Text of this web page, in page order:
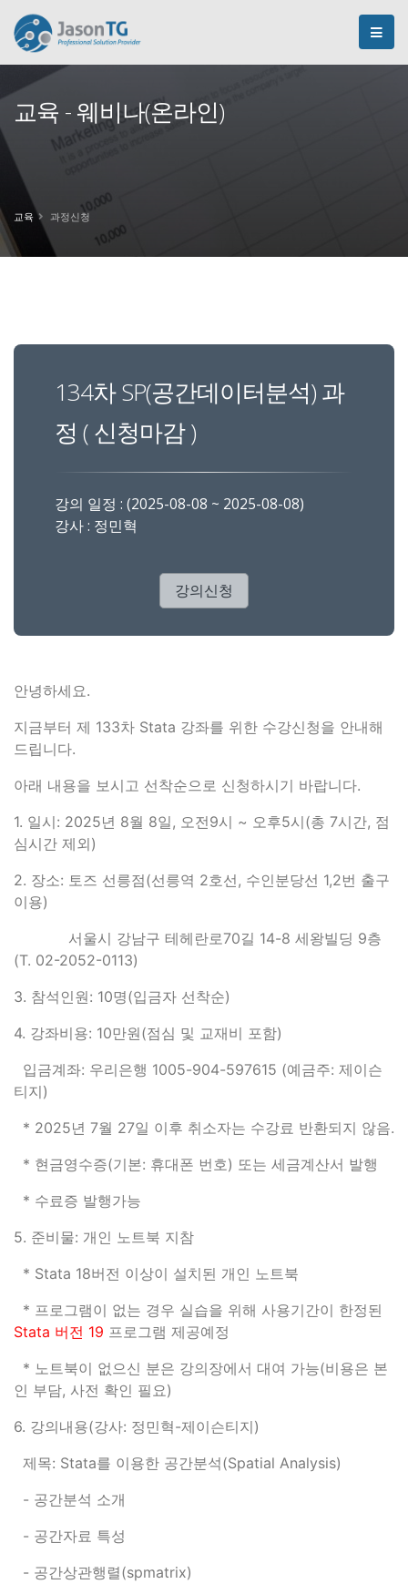
교육 - 웨비나(온라인)
교육 과정신청
134차 SP(공간데이터분석) 과
정 ( 신청마감 )
강의 일정 : (2025-08-08 ~ 2025-08-08)
강사 : 정민혁
강의신청
안녕하세요.
지금부터 제 133차 Stata 강좌를 위한 수강신청을 안내해
드립니다.
아래 내용을 보시고 선착순으로 신청하시기 바랍니다.
1. 일시: 2025년 8월 8일, 오전9시 ~ 오후5시(총 7시간, 점
심시간 제외)
2. 장소: 토즈 선릉점(선릉역 2호선, 수인분당선 1,2번 출구
이용)
서울시 강남구 테헤란로70길 14-8 세왕빌딩 9층
(T. 02-2052-0113)
3. 참석인원: 10명(입금자 선착순)
4. 강좌비용: 10만원(점심 및 교재비 포함)
입금계좌: 우리은행 1005-904-597615 (예금주: 제이슨
티지)
* 2025년 7월 27일 이후 취소자는 수강료 반환되지 않음.
* 현금영수증(기본: 휴대폰 번호) 또는 세금계산서 발행
* 수료증 발행가능
5. 준비물: 개인 노트북 지참
* Stata 18버전 이상이 설치된 개인 노트북
* 프로그램이 없는 경우 실습을 위해 사용기간이 한정된
Stata 버전 19 프로그램 제공예정
* 노트북이 없으신 분은 강의장에서 대여 가능(비용은 본
인 부담, 사전 확인 필요)
6. 강의내용(강사: 정민혁-제이슨티지)
제목: Stata를 이용한 공간분석(Spatial Analysis)
- 공간분석 소개
- 공간자료 특성
- 공간상관행렬(spmatrix)